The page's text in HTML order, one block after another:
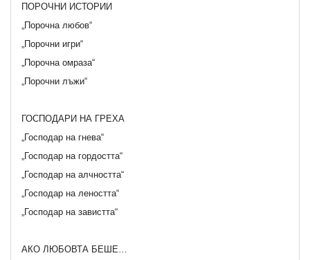
ПОРОЧНИ ИСТОРИИ
„Порочна любов“
„Порочни игри“
„Порочна омраза“
„Порочни лъжи“
ГОСПОДАРИ НА ГРЕХА
„Господар на гнева“
„Господар на гордостта“
„Господар на алчността“
„Господар на леността“
„Господар на завистта“
АКО ЛЮБОВТА БЕШЕ…